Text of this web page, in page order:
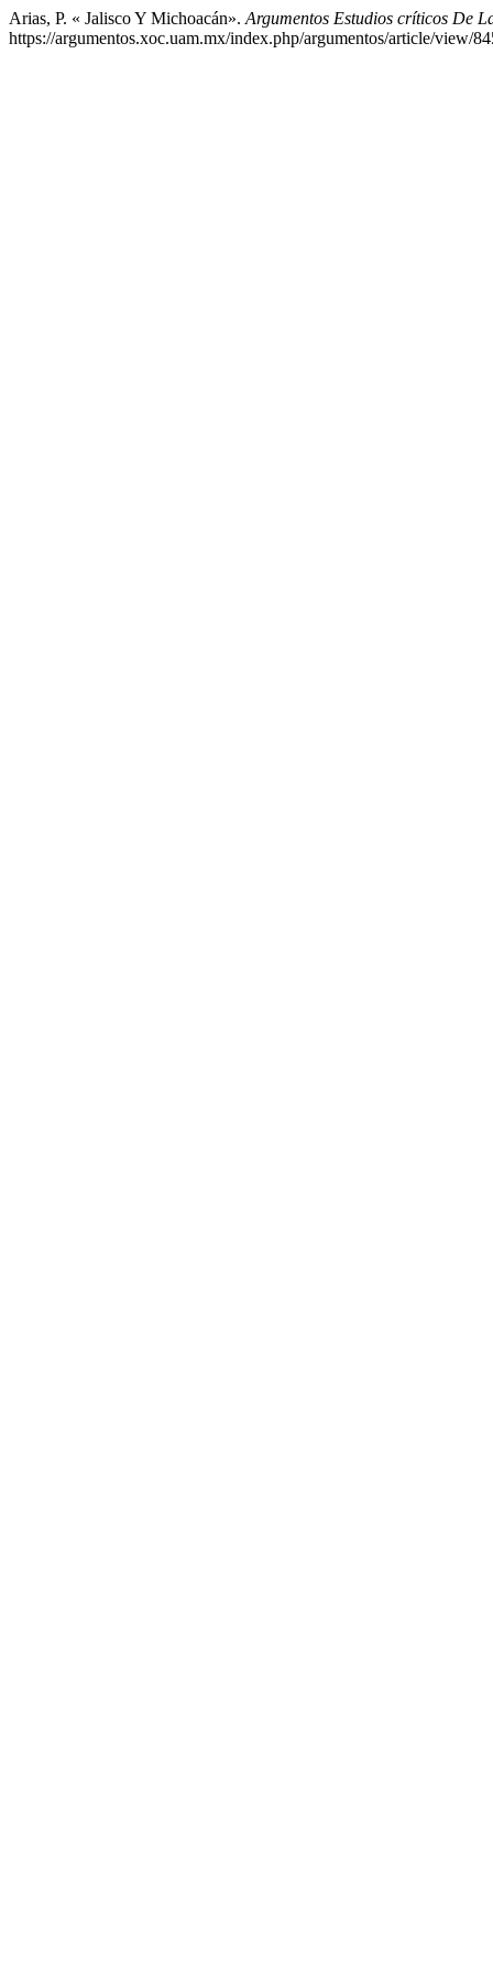
Arias, P. « Jalisco Y Michoacán». Argumentos Estudios críticos De
https://argumentos.xoc.uam.mx/index.php/argumentos/article/view/